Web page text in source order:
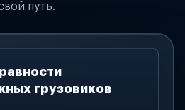
путь.
грузовиков